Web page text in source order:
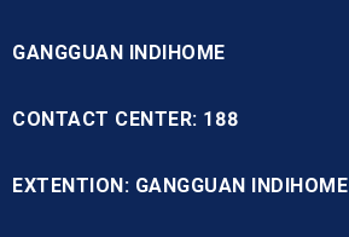
GANGGUAN INDIHOME
CONTACT CENTER: 188
EXTENTION: GANGGUAN INDIHOME